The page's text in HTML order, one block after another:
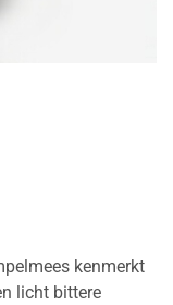
kenmerkt
licht bittere